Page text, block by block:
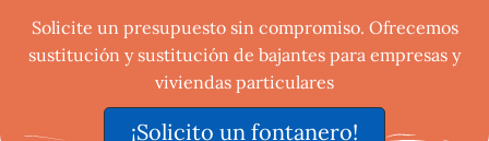
Solicite un presupuesto sin compromiso. Ofrecemos
sustitución y sustitución de bajantes para empresas y
viviendas particulares
¡Solicito un fontanero!